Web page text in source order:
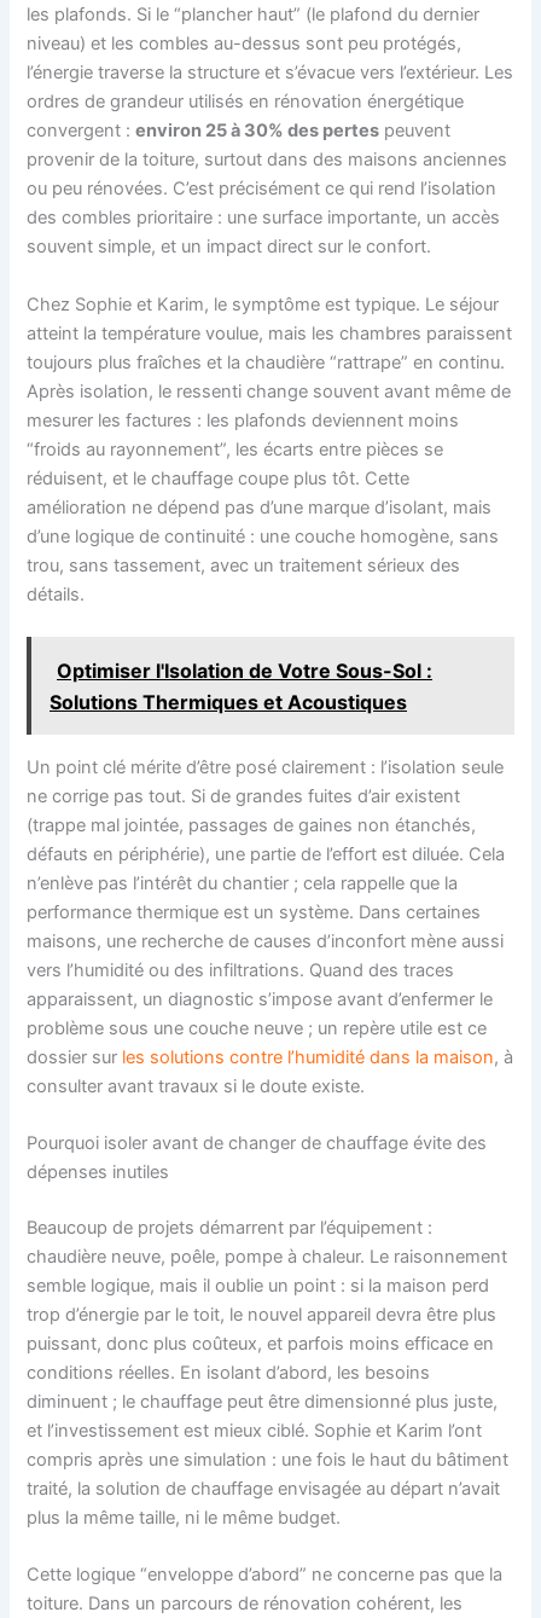
les plafonds. Si le “plancher haut” (le plafond du dernier
niveau) et les combles au-dessus sont peu protégés,
l’énergie traverse la structure et s’évacue vers l’extérieur. Les
ordres de grandeur utilisés en rénovation énergétique
convergent :environ 25 à 30% des pertes peuvent
provenir de la toiture, surtout dans des maisons anciennes
ou peu rénovées. C’est précisément ce qui rend l’isolation
des combles prioritaire : une surface importante, un accès
souvent simple, et un impact direct sur le confort.
Chez Sophie et Karim, le symptôme est typique. Le séjour
atteint la température voulue, mais les chambres paraissent
toujours plus fraîches et la chaudière “rattrape” en continu.
Après isolation, le ressenti change souvent avant même de
mesurer les factures : les plafonds deviennent moins
“froids au rayonnement”, les écarts entre pièces se
réduisent, et le chauffage coupe plus tôt. Cette
amélioration ne dépend pas d’une marque d’isolant, mais
d’une logique de continuité : une couche homogène, sans
trou, sans tassement, avec un traitement sérieux des
détails.
Optimiser l'Isolation de Votre Sous-Sol :
Solutions Thermiques et Acoustiques
Un point clé mérite d’être posé clairement : l’isolation seule
ne corrige pas tout. Si de grandes fuites d’air existent
(trappe mal jointée, passages de gaines non étanchés,
défauts en périphérie), une partie de l’effort est diluée. Cela
n’enlève pas l’intérêt du chantier ; cela rappelle que la
performance thermique est un système. Dans certaines
maisons, une recherche de causes d’inconfort mène aussi
vers l’humidité ou des infiltrations. Quand des traces
apparaissent, un diagnostic s’impose avant d’enfermer le
problème sous une couche neuve ; un repère utile est ce
dossier sur les solutions contre l’humidité dans la maison, à
consulter avant travaux si le doute existe.
Pourquoi isoler avant de changer de chauffage évite des
dépenses inutiles
Beaucoup de projets démarrent par l’équipement :
chaudière neuve, poêle, pompe à chaleur. Le raisonnement
semble logique, mais il oublie un point : si la maison perd
trop d’énergie par le toit, le nouvel appareil devra être plus
puissant, donc plus coûteux, et parfois moins efficace en
conditions réelles. En isolant d’abord, les besoins
diminuent ; le chauffage peut être dimensionné plus juste,
et l’investissement est mieux ciblé. Sophie et Karim l’ont
compris après une simulation : une fois le haut du bâtiment
traité, la solution de chauffage envisagée au départ n’avait
plus la même taille, ni le même budget.
Cette logique “enveloppe d’abord” ne concerne pas que la
toiture. Dans un parcours de rénovation cohérent, les